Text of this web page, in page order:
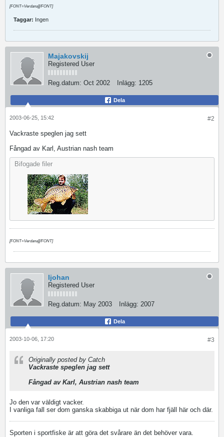
[FONT=Verdana][/FONT]
Taggar: Ingen
Majakovskij
Registered User
Reg.datum: Oct 2002 Inlägg: 1205
Dela
#2
2003-06-25, 15:42
Vackraste speglen jag sett
Fångad av Karl, Austrian nash team
Bifogade filer
[FONT=Verdana][/FONT]
ljohan
Registered User
Reg.datum: May 2003 Inlägg: 2007
Dela
#3
2003-10-06, 17:20
Originally posted by Catch
Vackraste speglen jag sett
Fångad av Karl, Austrian nash team
Jo den var väldigt vacker.
I vanliga fall ser dom ganska skabbiga ut när dom har fjäll här och där.
Sporten i sportfiske är att göra det svårare än det behöver vara.